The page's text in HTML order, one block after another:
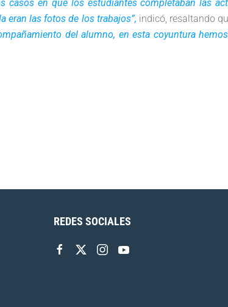
casos en que los estudiantes completaban las
eran las fotos de los trabajos”, indicó, resaltando
del alumno, en esta coyuntura
REDES SOCIALES